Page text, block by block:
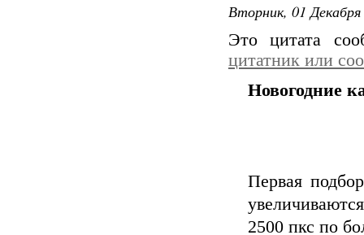
Вторник, 01
Это цитата
цитатник или
Новогодние
Первая
2500 пкс по